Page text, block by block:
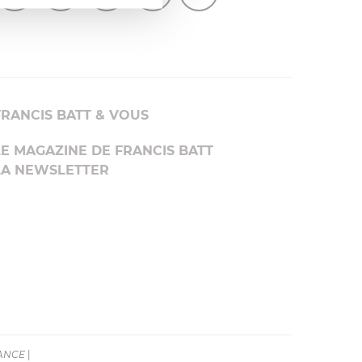
BATT & VOUS
MAGAZINE DE FRANCIS BATT
NEWSLETTER